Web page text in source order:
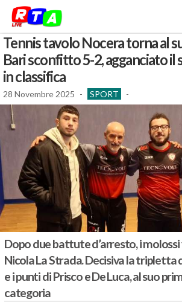
Tennis tavolo Nocera torna al
Bari sconfitto 5-2, agganciato il
in classifica
28 Novembre 2025 - SPORT -
Dopo due battute d’arresto, i molossi
Nicola La Strada. Decisiva la tripletta
e i punti di Prisco e De Luca, al suo
categoria